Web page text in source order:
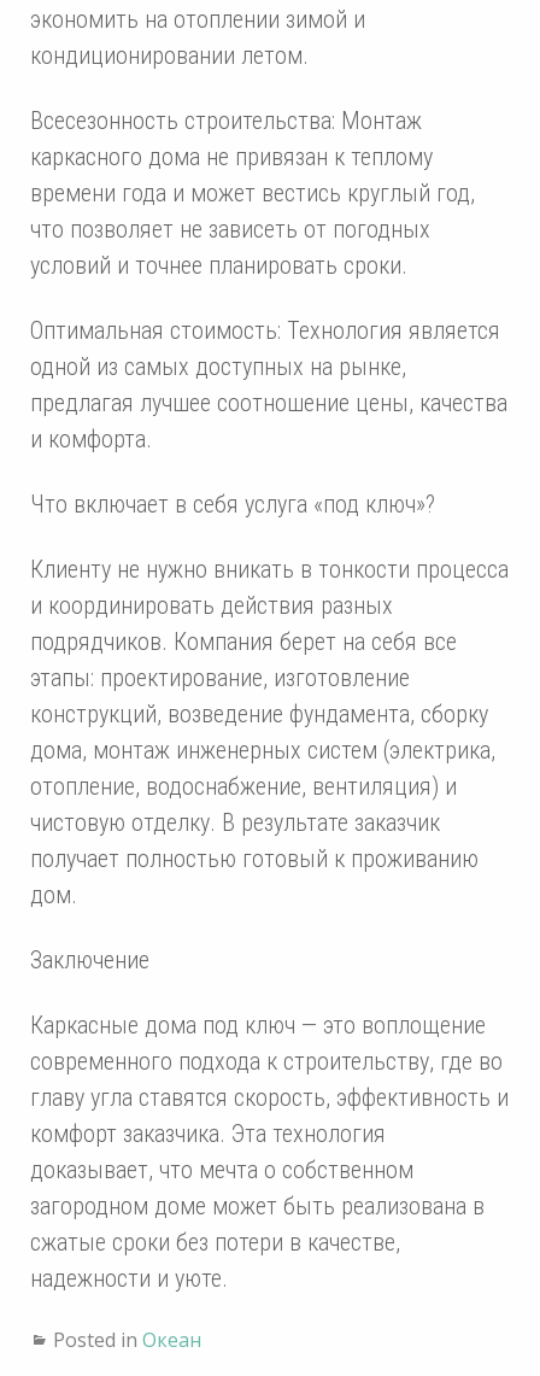
экономить на отоплении зимой и
кондиционировании летом.
Всесезонность строительства: Монтаж
каркасного дома не привязан к теплому
времени года и может вестись круглый год,
что позволяет не зависеть от погодных
условий и точнее планировать сроки.
Оптимальная стоимость: Технология является
одной из самых доступных на рынке,
предлагая лучшее соотношение цены, качества
и комфорта.
Что включает в себя услуга «под ключ»?
Клиенту не нужно вникать в тонкости процесса
и координировать действия разных
подрядчиков. Компания берет на себя все
этапы: проектирование, изготовление
конструкций, возведение фундамента, сборку
дома, монтаж инженерных систем (электрика,
отопление, водоснабжение, вентиляция) и
чистовую отделку. В результате заказчик
получает полностью готовый к проживанию
дом.
Заключение
Каркасные дома под ключ — это воплощение
современного подхода к строительству, где во
главу угла ставятся скорость, эффективность и
комфорт заказчика. Эта технология
доказывает, что мечта о собственном
загородном доме может быть реализована в
сжатые сроки без потери в качестве,
надежности и уюте.
Posted in Океан